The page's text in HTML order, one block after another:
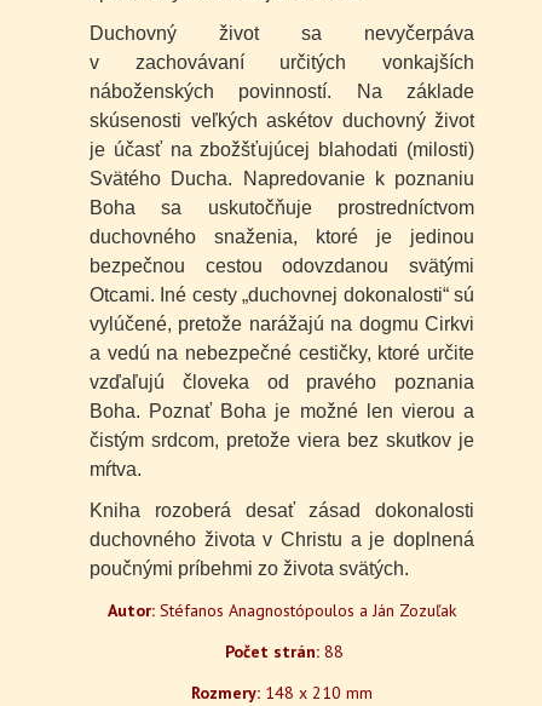
Duchovný život sa nevyčerpáva
v zachovávaní určitých vonkajších
náboženských povinností. Na základe
skúsenosti veľkých askétov duchovný život
je účasť na zbožšťujúcej blahodati (milosti)
Svätého Ducha. Napredovanie k poznaniu
Boha sa uskutočňuje prostredníctvom
duchovného snaženia, ktoré je jedinou
bezpečnou cestou odovzdanou svätými
Otcami. Iné cesty „duchovnej dokonalosti“ sú
vylúčené, pretože narážajú na dogmu Cirkvi
a vedú na nebezpečné cestičky, ktoré určite
vzďaľujú človeka od pravého poznania
Boha. Poznať Boha je možné len vierou a
čistým srdcom, pretože viera bez skutkov je
mŕtva.
Kniha rozoberá desať zásad dokonalosti
duchovného života v Christu a je doplnená
poučnými príbehmi zo života svätých.
Autor: Stéfanos Anagnostópoulos a Ján Zozuľak
Počet strán: 88
Rozmery: 148 x 210 mm